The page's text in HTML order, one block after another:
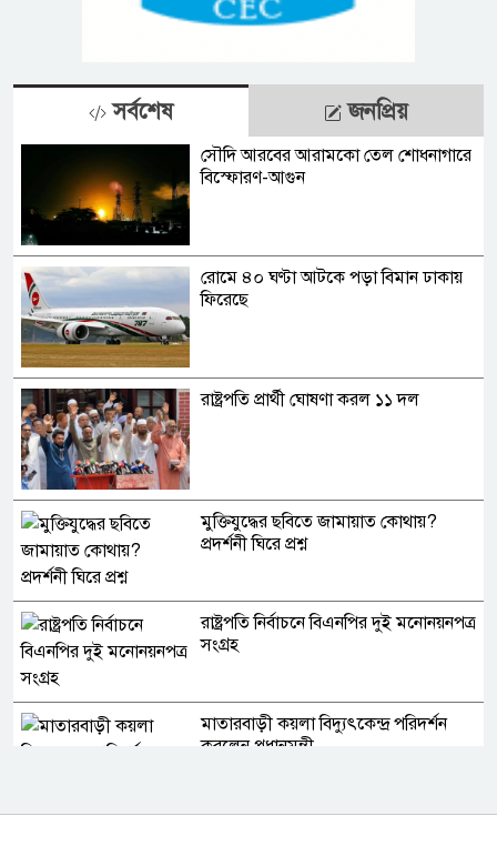
সর্বশেষ জনপ্রিয়
সৌদি আরবের আরামকো তেল শোধনাগারে
বিস্ফোরণ-আগুন
রোমে ৪০ ঘণ্টা আটকে পড়া বিমান ঢাকায়
ফিরেছে
রাষ্ট্রপতি প্রার্থী ঘোষণা করল ১১ দল
মুক্তিযুদ্ধের ছবিতে জামায়াত কোথায়?
প্রদর্শনী ঘিরে প্রশ্ন
রাষ্ট্রপতি নির্বাচনে বিএনপির দুই মনোনয়নপত্র
সংগ্রহ
মাতারবাড়ী কয়লা বিদ্যুৎকেন্দ্র পরিদর্শন
করলেন প্রধানমন্ত্রী